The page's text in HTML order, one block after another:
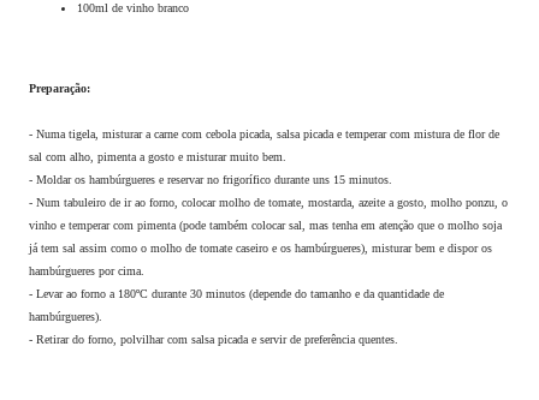
100ml de vinho branco
Preparação:
- Numa tigela, misturar a carne com cebola picada, salsa picada e temperar com mistura de flor de
sal com alho, pimenta a gosto e misturar muito bem.
- Moldar os hambúrgueres e reservar no frigorífico durante uns 15 minutos.
- Num tabuleiro de ir ao forno, colocar molho de tomate, mostarda, azeite a gosto, molho ponzu, o
vinho e temperar com pimenta (pode também colocar sal, mas tenha em atenção que o molho soja
já tem sal assim como o molho de tomate caseiro e os hambúrgueres), misturar bem e dispor os
hambúrgueres por cima.
- Levar ao forno a 180ºC durante 30 minutos (depende do tamanho e da quantidade de
hambúrgueres).
- Retirar do forno, polvilhar com salsa picada e servir de preferência quentes.